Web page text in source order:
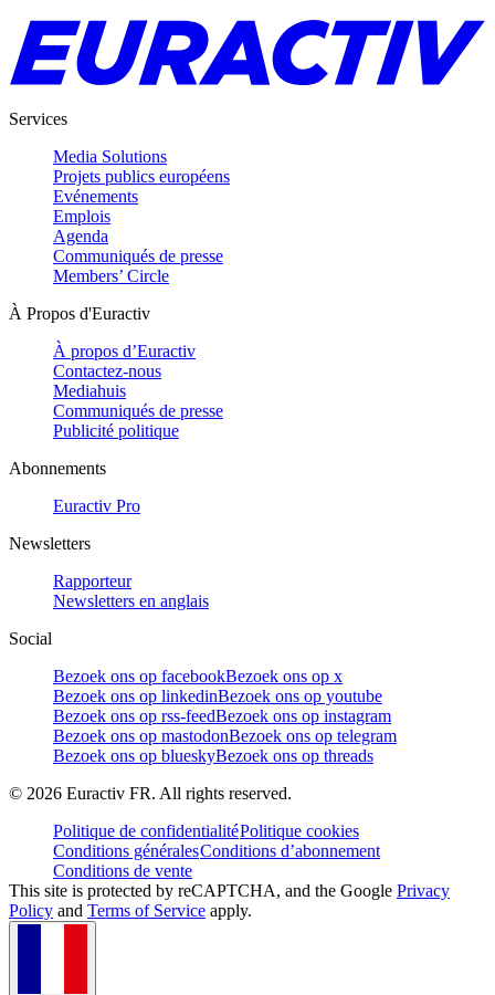
Services
Media Solutions
Projets publics européens
Evénements
Emplois
Agenda
Communiqués de presse
Members’ Circle
À Propos d'Euractiv
À propos d’Euractiv
Contactez-nous
Mediahuis
Communiqués de presse
Publicité politique
Abonnements
Euractiv Pro
Newsletters
Rapporteur
Newsletters en anglais
Social
Bezoek ons op facebookBezoek ons op x
Bezoek ons op linkedinBezoek ons op youtube
Bezoek ons op rss-feedBezoek ons op instagram
Bezoek ons op mastodonBezoek ons op telegram
Bezoek ons op blueskyBezoek ons op threads
© 2026 Euractiv FR. All rights reserved.
Politique de confidentialitéPolitique cookies
Conditions généralesConditions d’abonnement
Conditions de vente
This site is protected by reCAPTCHA, and the Google Privacy
Policy and Terms of Service apply.